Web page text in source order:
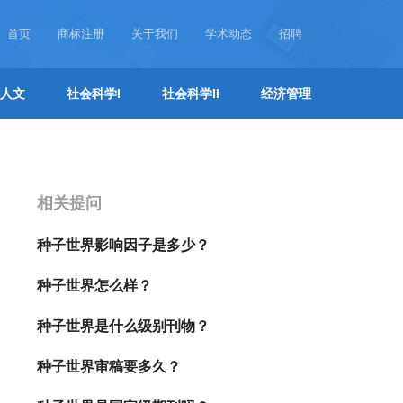
首页 商标注册 关于我们 学术动态 招聘
文 社会科学I 社会科学II 经济管理
相关提问
种子世界影响因子是多少？
种子世界怎么样？
种子世界是什么级别刊物？
种子世界审稿要多久？